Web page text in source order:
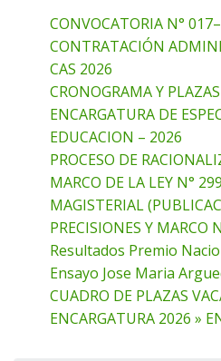
CONVOCATORIA N°
CONTRATACIÓN
CAS 2026
CRONOGRAMA Y
ENCARGATURA DE
EDUCACION – 2026
PROCESO DE
MARCO DE LA LEY N°
MAGISTERIAL
PRECISIONES Y MARCO
Resultados Premio
Ensayo Jose Maria
CUADRO DE PLAZAS
ENCARGATURA 2026 »